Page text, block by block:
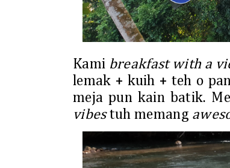
Kami breakfast with a
lemak + kuih + teh o
meja pun kain batik.
vibestuh memang